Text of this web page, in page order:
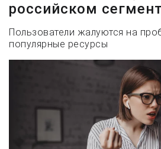
российском
Пользователи жалуются на
популярные ресурсы